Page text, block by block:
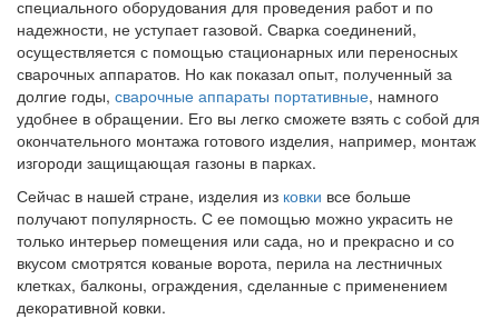
специального оборудования для проведения работ и по
надежности, не уступает газовой. Сварка соединений,
осуществляется с помощью стационарных или переносных
сварочных аппаратов. Но как показал опыт, полученный за
долгие годы, сварочные аппараты портативные, намного
удобнее в обращении. Его вы легко сможете взять с собой для
окончательного монтажа готового изделия, например, монтаж
изгороди защищающая газоны в парках.
Сейчас в нашей стране, изделия из ковки все больше
получают популярность. С ее помощью можно украсить не
только интерьер помещения или сада, но и прекрасно и со
вкусом смотрятся кованые ворота, перила на лестничных
клетках, балконы, ограждения, сделанные с применением
декоративной ковки.